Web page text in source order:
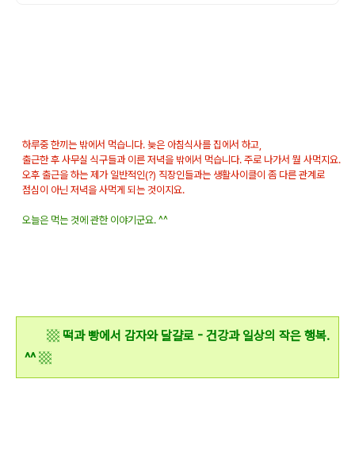
하루중 한끼는 밖에서 먹습니다. 늦은 아침식사를 집에서 하고,
출근한 후 사무실 식구들과 이른 저녁을 밖에서 먹습니다. 주로 나가서 뭘 사먹지요.
오후 출근을 하는 제가 일반적인(?) 직장인들과는 생활사이클이 좀 다른 관계로
점심이 아닌 저녁을 사먹게 되는 것이지요.
오늘은 먹는 것에 관한 이야기군요. ^^
▩ 떡과 빵에서 감자와 달걀로 - 건강과 일상의 작은 행복.
^^▩